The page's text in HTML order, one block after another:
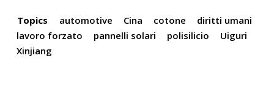
Topics automotive Cina cotone
diritti umani
lavoro forzato
pannelli solari polisilicio
Uiguri
Xinjiang